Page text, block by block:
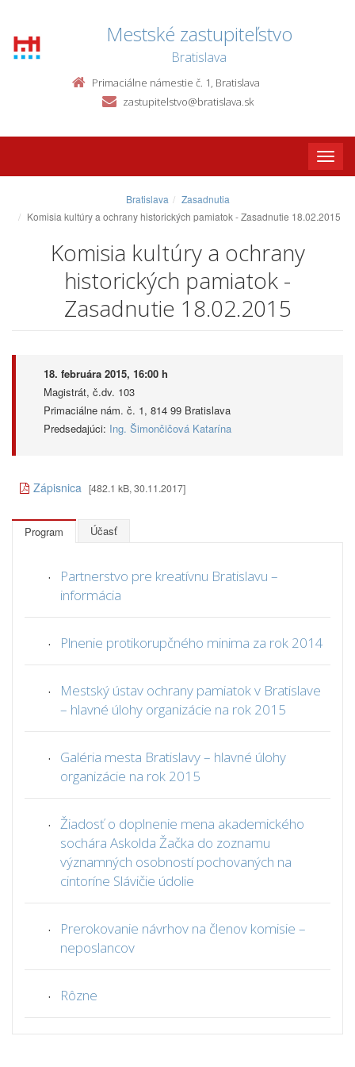
Mestské zastupiteľstvo
Bratislava
Primaciálne námestie č. 1, Bratislava
zastupitelstvo@bratislava.sk
Toggle
Bratislava
Zasadnutia
Komisia kultúry a ochrany historických pamiatok - Zasadnutie 18.02.2015
Komisia kultúry a ochrany
historických pamiatok -
Zasadnutie 18.02.2015
18. februára 2015, 16:00 h
Magistrát, č.dv. 103
Primaciálne nám. č. 1, 814 99 Bratislava
Predsedajúci: Ing. Šimončičová Katarína
Zápisnica [482.1 kB, 30.11.2017]
Program Účasť
.
Partnerstvo pre kreatívnu Bratislavu –
informácia
. Plnenie protikorupčného minima za rok 2014
.
Mestský ústav ochrany pamiatok v Bratislave
– hlavné úlohy organizácie na rok 2015
.
Galéria mesta Bratislavy – hlavné úlohy
organizácie na rok 2015
. Žiadosť o doplnenie mena akademického
sochára Askolda Žačka do zoznamu
významných osobností pochovaných na
cintoríne Slávičie údolie
.
Prerokovanie návrhov na členov komisie –
neposlancov
. Rôzne